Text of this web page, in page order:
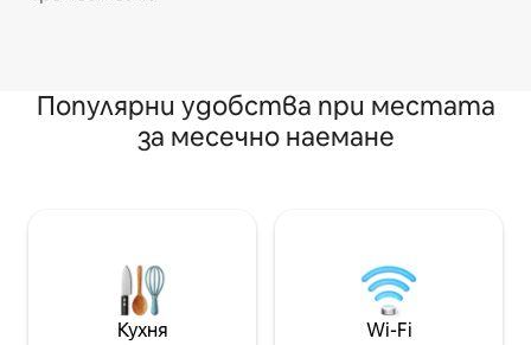
Популярни удобства при местата
за месечно наемане
Кухня Wi-Fi